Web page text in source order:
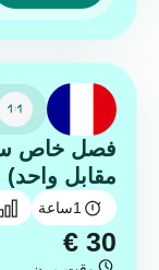
فصل خاص
مقابل واحد)
1ساعة
€ 30